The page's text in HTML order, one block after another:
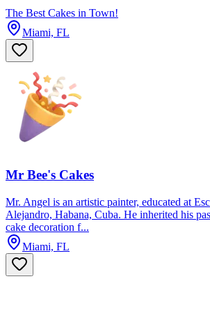
The Best Cakes in Town!
Miami, FL
Mr Bee's Cakes
Mr. Angel is an artistic painter, educated at
Alejandro, Habana, Cuba. He inherited his
cake decoration f...
Miami, FL